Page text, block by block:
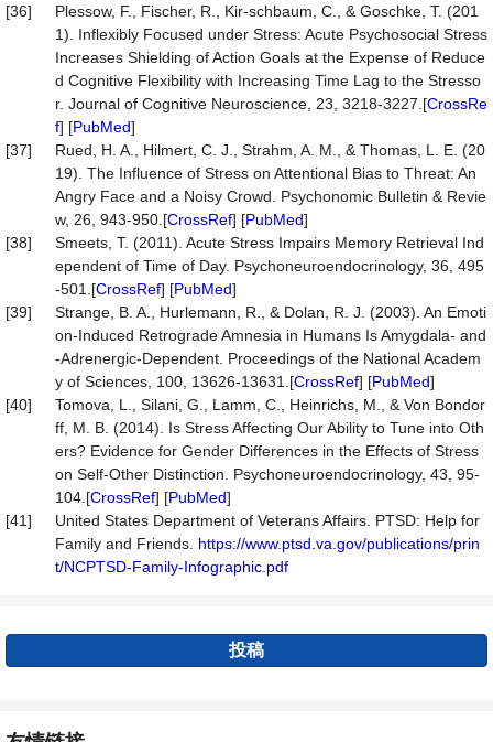
[36]
Plessow, F., Fischer, R., Kir-schbaum, C., & Goschke, T. (201
1). Inflexibly Focused under Stress: Acute Psychosocial Stress
Increases Shielding of Action Goals at the Expense of Reduce
d Cognitive Flexibility with Increasing Time Lag to the Stresso
r. Journal of Cognitive Neuroscience, 23, 3218-3227.[CrossRe
f] [PubMed]
[37]
Rued, H. A., Hilmert, C. J., Strahm, A. M., & Thomas, L. E. (20
19). The Influence of Stress on Attentional Bias to Threat: An
Angry Face and a Noisy Crowd. Psychonomic Bulletin & Revie
w, 26, 943-950.[CrossRef] [PubMed]
[38]
Smeets, T. (2011). Acute Stress Impairs Memory Retrieval Ind
ependent of Time of Day. Psychoneuroendocrinology, 36, 495
-501.[CrossRef] [PubMed]
[39]
Strange, B. A., Hurlemann, R., & Dolan, R. J. (2003). An Emoti
on-Induced Retrograde Amnesia in Humans Is Amygdala- and
-Adrenergic-Dependent. Proceedings of the National Academ
y of Sciences, 100, 13626-13631.[CrossRef] [PubMed]
[40]
Tomova, L., Silani, G., Lamm, C., Heinrichs, M., & Von Bondor
ff, M. B. (2014). Is Stress Affecting Our Ability to Tune into Oth
ers? Evidence for Gender Differences in the Effects of Stress
on Self-Other Distinction. Psychoneuroendocrinology, 43, 95-
104.[CrossRef] [PubMed]
[41]
United States Department of Veterans Affairs. PTSD: Help for
Family and Friends. https://www.ptsd.va.gov/publications/prin
t/NCPTSD-Family-Infographic.pdf
投稿